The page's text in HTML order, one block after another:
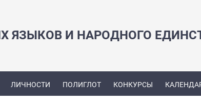
ЯЗЫКОВ И НАРОДНОГО
ЛИЧНОСТИ ПОЛИГЛОТ КОНКУРСЫ